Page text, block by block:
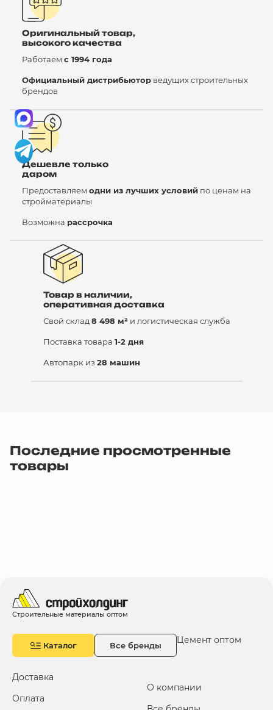
Оригинальный товар,
высокого качества
Работаем с 1994 года
Официальный дистрибьютор ведущих строительных
брендов
Дешевле только
даром
Предоставляем одни из лучших условий по ценам на
стройматериалы
Возможна рассрочка
Товар в наличии,
оперативная доставка
Свой склад 8 498 м² и логистическая служба
Поставка товара 1-2 дня
Автопарк из 28 машин
Последние просмотренные
товары
Строительные материалы оптом
Каталог Все бренды Цемент оптом
Доставка
Оплата
О компании